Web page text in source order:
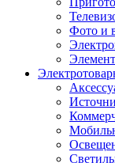
Фото и